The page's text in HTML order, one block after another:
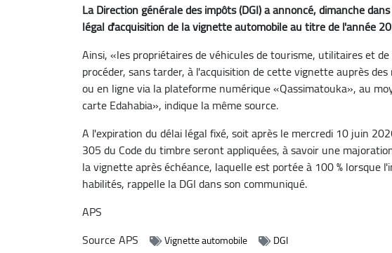
La Direction générale des impôts (DGI) a annoncé, dimanche
légal d'acquisition de la vignette automobile au titre de l'année
Ainsi, «les propriétaires de véhicules de tourisme, utilitaires et
procéder, sans tarder, à l'acquisition de cette vignette auprès
ou en ligne via la plateforme numérique «Qassimatouka», au
carte Edahabia», indique la même source.
A l'expiration du délai légal fixé, soit après le mercredi 10 juin
305 du Code du timbre seront appliquées, à savoir une
la vignette après échéance, laquelle est portée à 100 % lorsque
habilités, rappelle la DGI dans son communiqué.
APS
SourceAPS Vignette automobile DGI